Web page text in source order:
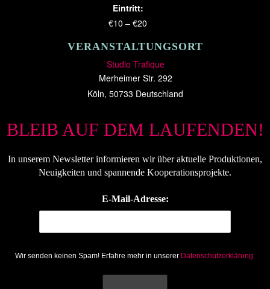
Eintritt:
€10 – €20
VERANSTALTUNGSORT
Studio Trafique
Merheimer Str. 292
Köln, 50733 Deutschland
BLEIB AUF DEM LAUFENDEN!
In unserem Newsletter informieren wir über aktuelle Produktionen,
Neuigkeiten und spannende Kooperationsprojekte.
E-Mail-Adresse:
Wir senden keinen Spam! Erfahre mehr in unserer Datenschutzerklärung.